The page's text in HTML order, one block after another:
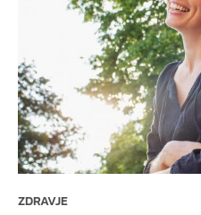
ZDRAVJE